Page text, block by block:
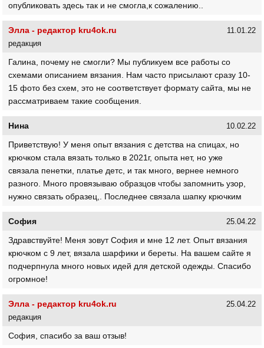
опубликовать здесь так и не смогла,к сожалению..
Элла - редактор kru4ok.ru
редакция
11.01.22
Галина, почему не смогли? Мы публикуем все работы со
схемами описанием вязания. Нам часто присылают сразу 10-
15 фото без схем, это не соответствует формату сайта, мы не
рассматриваем такие сообщения.
Нина 10.02.22
Приветствую! У меня опыт вязания с детства на спицах, но
крючком стала вязать только в 2021г, опыта нет, но уже
связала пенетки, платье детс, и так много, вернее немного
разного. Много провязываю образцов чтобы запомнить узор,
нужно связать образец,. Последнее связала шапку крючким
София 25.04.22
Здравствуйте! Меня зовут София и мне 12 лет. Опыт вязания
крючком с 9 лет, вязала шарфики и береты. На вашем сайте я
подчерпнула много новых идей для детской одежды. Спасибо
огромное!
Элла - редактор kru4ok.ru
редакция
25.04.22
София, спасибо за ваш отзыв!